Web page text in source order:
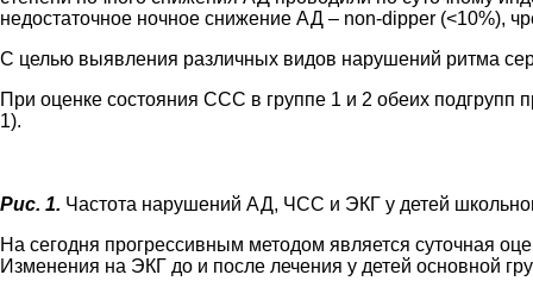
недостаточное ночное снижение АД – non-dipper (<10%),
С целью выявления различных видов нарушений ритма
При оценке состояния ССС в группе 1 и 2 обеих
1).
Рис. 1. Частота нарушений АД, ЧСС и ЭКГ у детей
На сегодня прогрессивным методом является суточная
Изменения на ЭКГ до и после лечения у детей основной